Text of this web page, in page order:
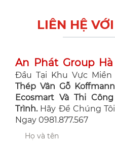
LIÊN HỆ
An Phát Group
Đầu Tại Khu Vực
Thép Vân Gỗ
Ecosmart Và Thi
Trình. Hãy Để Chúng
Ngay 0981.877.567
Họ và tên